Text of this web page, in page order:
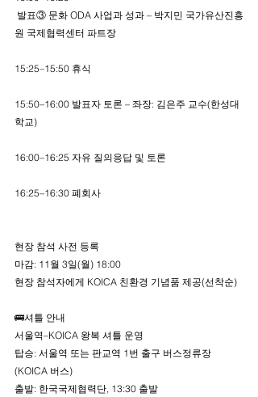
원 국제협력센터 파트장
15:25–15:50 휴식
15:50–16:00 발표자 토론 – 좌장: 김은주 교수(한성대
학교)
16:00–16:25 자유 질의응답 및 토론
16:25–16:30 폐회사
현장 참석 사전 등록
마감: 11월 3일(월) 18:00
현장 참석자에게 KOICA 친환경 기념품 제공(선착순)
🚌셔틀 안내
서울역–KOICA 왕복 셔틀 운영
탑승: 서울역 또는 판교역 1번 출구 버스정류장
(KOICA 버스)
출발: 한국국제협력단, 13:30 출발